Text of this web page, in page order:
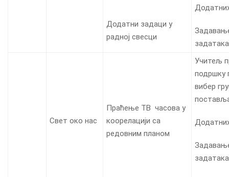
Додатни задаци у
радној свесци
задатака
Свет око нас
Праћење ТВ часова у
коорелацији са
редовним планом
Учитељ
подршку
вибер
задатака